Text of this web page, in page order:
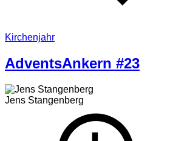
Kirchenjahr
AdventsAnkern #23
Jens Stangenberg